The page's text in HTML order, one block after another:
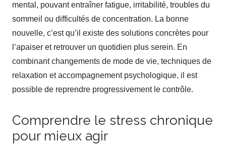
mental, pouvant entraîner fatigue, irritabilité, troubles du
sommeil ou difficultés de concentration. La bonne
nouvelle, c’est qu’il existe des solutions concrètes pour
l’apaiser et retrouver un quotidien plus serein. En
combinant changements de mode de vie, techniques de
relaxation et accompagnement psychologique, il est
possible de reprendre progressivement le contrôle.
Comprendre le stress chronique
pour mieux agir